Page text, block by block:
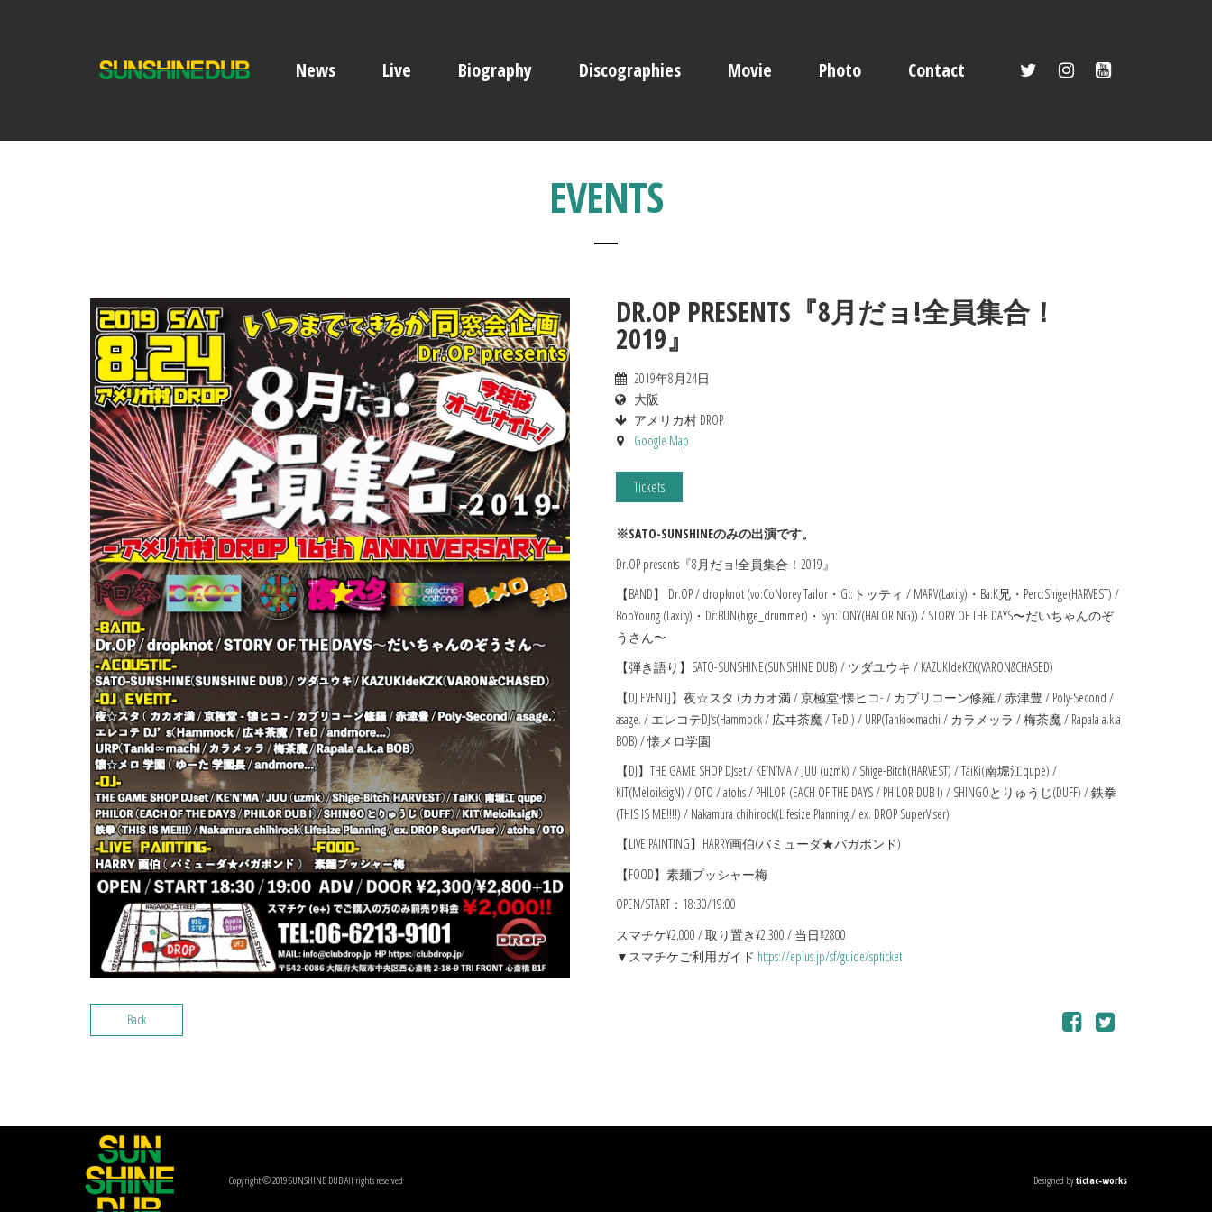
News Live Biography Discographies Movie Photo Contact
EVENTS
DR.OP PRESENTS『8月だョ!全員集合！
2019』
2019年8月24日
大阪
アメリカ村 DROP
Google Map
Tickets
※SATO-SUNSHINEのみの出演です。
Dr.OP presents『8月だョ!全員集合！2019』
【BAND】 Dr.OP / dropknot (vo:CoNorey Tailor・Gt:トッティ / MARV(Laxity)・Ba:K兄・Perc:Shige(HARVEST) /
BooYoung (Laxity)・Dr:BUN(hige_drummer)・Syn:TONY(HALORING)) / STORY OF THE DAYS〜だいちゃんのぞ
うさん〜
【弾き語り】SATO-SUNSHINE(SUNSHINE DUB) / ツダユウキ / KAZUKIdeKZK(VARON&CHASED)
【DJ EVENT]】夜☆スタ (カカオ満 / 京極堂-懐ヒコ- / カプリコーン修羅 / 赤津豊 / Poly-Second /
asage. / エレコテDJ’s(Hammock / 広ヰ茶魔 / TeD ) / URP(Tanki∞machi / カラメッラ / 梅茶魔 / Rapala a.k.a
BOB) / 懐メロ学園
【DJ】THE GAME SHOP DJset / KE’N’MA / JUU (uzmk) / Shige-Bitch(HARVEST) / TaiKi(南堀江qupe) /
KIT(MeloiksigN) / OTO / atohs / PHILOR (EACH OF THE DAYS / PHILOR DUB I) / SHINGOとりゅうじ(DUFF) / 鉄拳
(THIS IS ME!!!!) / Nakamura chihirock(Lifesize Planning / ex. DROP SuperViser)
【LIVE PAINTING】HARRY画伯(バミューダ★バガボンド)
【FOOD】素麺プッシャー梅
OPEN/START：18:30/19:00
スマチケ¥2,000 / 取り置き¥2,300 / 当日¥2800
▼スマチケご利用ガイド https://eplus.jp/sf/guide/spticket
Back
Copyright © 2019 SUNSHINE DUB All rights reserved Designed bytictac-works